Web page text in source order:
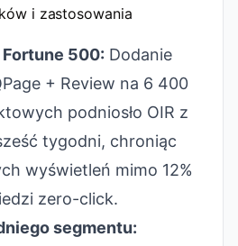
i zastosowania
500: Dodanie
+ Review na 6 400
podniosło OIR z
tygodni, chroniąc
wyświetleń mimo 12%
zero-click.
segmentu: